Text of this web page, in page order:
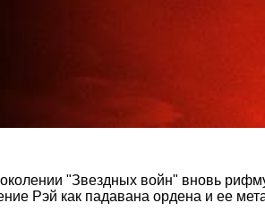
"Звездных войн" вновь
Рэй как падавана ордена и ее